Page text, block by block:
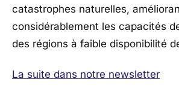
catastrophes naturelles,
considérablement les capacités
des régions à faible disponibilité
La suite dans notre newsletter